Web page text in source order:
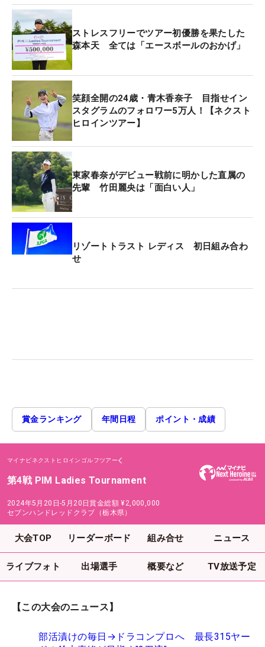
ストレスフリーでツアー初優勝を果たした
森本天 全ては「エースボールのおかげ」
笑顔全開の24歳・青木香奈子 目指せイン
スタグラムのフォロワー5万人！【ネクスト
ヒロインツアー】
東家春奈がデビュー戦前に明かした直属の
先輩 竹田麗央は「面白い人」
リゾートトラスト レディス 初日組み合わ
せ
賞金ランキング 年間日程 ポイント・成績
マイナビネクストヒロインゴルフツアー
第4戦 PIM Ladies Tournament
2024年5月20日-5月20日賞金総額 ¥2,000,000
セブンハンドレッドクラブ（栃木県）
大会TOP リーダーボード 組み合せ ニュース
ライブフォト 出場選手 概要など TV放送予定
【この大会のニュース】
部活漬けの毎日→ドラコンプロへ 最長315ヤー